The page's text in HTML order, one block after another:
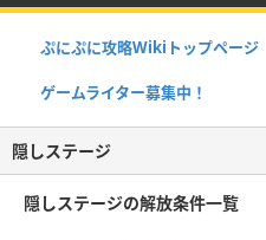
ぷにぷに攻略Wikiトップページ
ゲームライター募集中！
隠しステージ
隠しステージの解放条件一覧